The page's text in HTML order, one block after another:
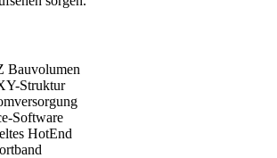
Bauvolumen
Struktur
Software
HotEnd